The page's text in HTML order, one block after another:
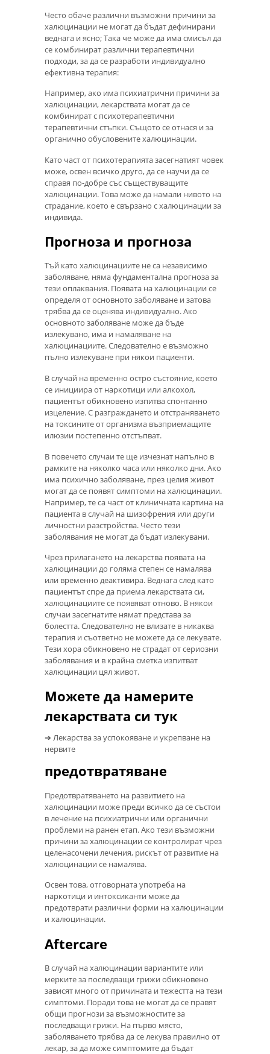
Често обаче различни възможни причини за
халюцинации не могат да бъдат дефинирани
веднага и ясно; Така че може да има смисъл да
се комбинират различни терапевтични
подходи, за да се разработи индивидуално
ефективна терапия:
Например, ако има психиатрични причини за
халюцинации, лекарствата могат да се
комбинират с психотерапевтични
терапевтични стъпки. Същото се отнася и за
органично обусловените халюцинации.
Като част от психотерапията засегнатият човек
може, освен всичко друго, да се научи да се
справя по-добре със съществуващите
халюцинации. Това може да намали нивото на
страдание, което е свързано с халюцинации за
индивида.
Прогноза и прогноза
Тъй като халюцинациите не са независимо
заболяване, няма фундаментална прогноза за
тези оплаквания. Появата на халюцинации се
определя от основното заболяване и затова
трябва да се оценява индивидуално. Ако
основното заболяване може да бъде
излекувано, има и намаляване на
халюцинациите. Следователно е възможно
пълно излекуване при някои пациенти.
В случай на временно остро състояние, което
се инициира от наркотици или алкохол,
пациентът обикновено изпитва спонтанно
изцеление. С разграждането и отстраняването
на токсините от организма възприемащите
илюзии постепенно отстъпват.
В повечето случаи те ще изчезнат напълно в
рамките на няколко часа или няколко дни. Ако
има психично заболяване, през целия живот
могат да се появят симптоми на халюцинации.
Например, те са част от клиничната картина на
пациента в случай на шизофрения или други
личностни разстройства. Често тези
заболявания не могат да бъдат излекувани.
Чрез прилагането на лекарства появата на
халюцинации до голяма степен се намалява
или временно деактивира. Веднага след като
пациентът спре да приема лекарствата си,
халюцинациите се появяват отново. В някои
случаи засегнатите нямат представа за
болестта. Следователно не влизате в никаква
терапия и съответно не можете да се лекувате.
Тези хора обикновено не страдат от сериозни
заболявания и в крайна сметка изпитват
халюцинации цял живот.
Можете да намерите
лекарствата си тук
➔ Лекарства за успокояване и укрепване на
нервите
предотвратяване
Предотвратяването на развитието на
халюцинации може преди всичко да се състои
в лечение на психиатрични или органични
проблеми на ранен етап. Ако тези възможни
причини за халюцинации се контролират чрез
целенасочени лечения, рискът от развитие на
халюцинации се намалява.
Освен това, отговорната употреба на
наркотици и интоксиканти може да
предотврати различни форми на халюцинации
и халюцинации.
Aftercare
В случай на халюцинации вариантите или
мерките за последващи грижи обикновено
зависят много от причината и тежестта на тези
симптоми. Поради това не могат да се правят
общи прогнози за възможностите за
последващи грижи. На първо място,
заболяването трябва да се лекува правилно от
лекар, за да може симптомите да бъдат